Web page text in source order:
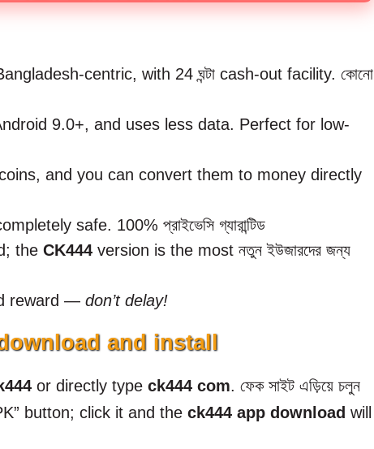
centric, with 24 ঘন্টা cash-out facility. কোনো
9.0+, and uses less data. Perfect for low-
and you can convert them to money directly
safe. 100% প্রাইভেসি গ্যারান্টিড
the CK444 version is the most নতুন ইউজারদের জন্য
reward — don’t delay!
download and install
or directly type ck444 com. ফেক সাইট এড়িয়ে চলুন
button; click it and the ck444 app download will